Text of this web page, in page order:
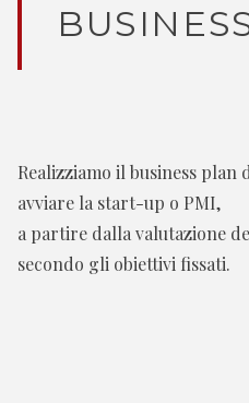
Realizziamo il business plan
avviare la start-up o PMI,
a partire dalla valutazione
secondo gli obiettivi fissati.